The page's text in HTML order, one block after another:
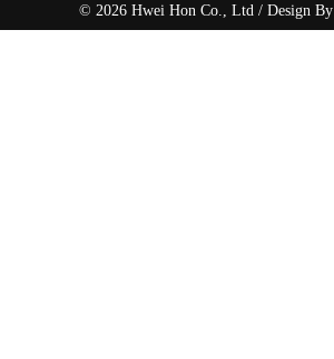
© 2026 Hwei Hon Co., Ltd / Design By